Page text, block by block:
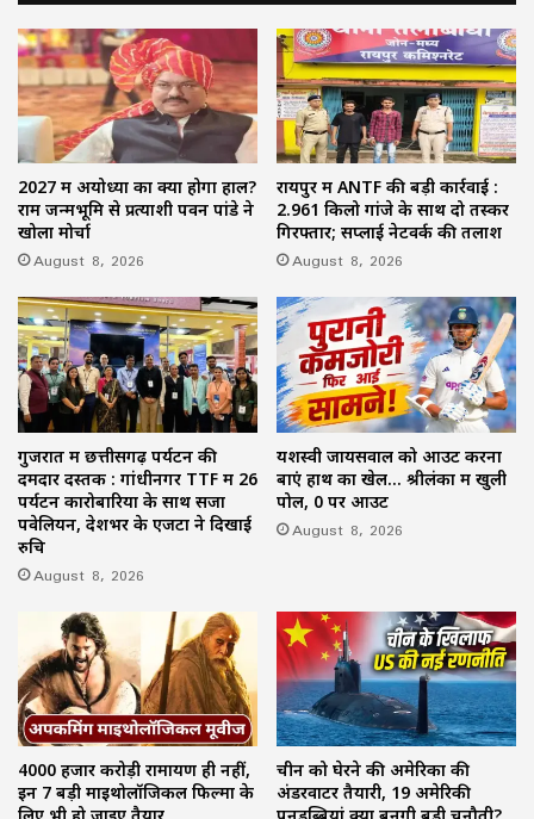
2027 में अयोध्या का क्या होगा हाल?
राम जन्मभूमि से प्रत्याशी पवन पांडे ने
खोला मोर्चा
August 8, 2026
रायपुर में ANTF की बड़ी कार्रवाई :
2.961 किलो गांजे के साथ दो तस्कर
गिरफ्तार; सप्लाई नेटवर्क की तलाश
August 8, 2026
गुजरात में छत्तीसगढ़ पर्यटन की
दमदार दस्तक : गांधीनगर TTF में 26
पर्यटन कारोबारियों के साथ सजा
पवेलियन, देशभर के एजेंटों ने दिखाई
रुचि
August 8, 2026
यशस्वी जायसवाल को आउट करना
बाएं हाथ का खेल… श्रीलंका में खुली
पोल, 0 पर आउट
August 8, 2026
4000 हजार करोड़ी रामायण ही नहीं,
इन 7 बड़ी माइथोलॉजिकल फिल्मों के
चीन को घेरने की अमेरिका की
अंडरवाटर तैयारी, 19 अमेरिकी